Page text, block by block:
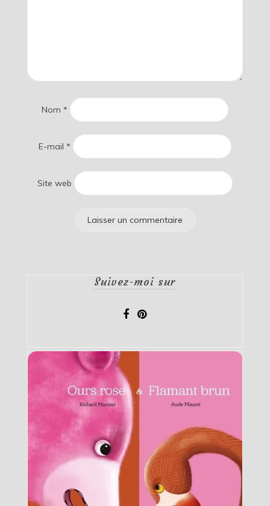
Nom *
E-mail *
Site web
Suivez-moi sur